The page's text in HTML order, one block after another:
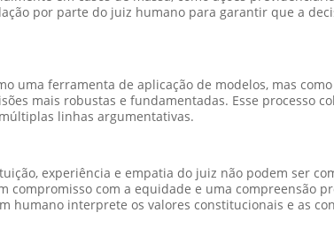
por parte do juiz humano para garantir que a
uma ferramenta de aplicação de modelos, mas
mais robustas e fundamentadas. Esse processo
linhas argumentativas.
experiência e empatia do juiz não podem ser
compromisso com a equidade e uma compreensão
humano interprete os valores constitucionais e as